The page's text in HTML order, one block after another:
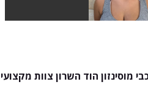
מוסינזון הוד השרון צוות מקצועי